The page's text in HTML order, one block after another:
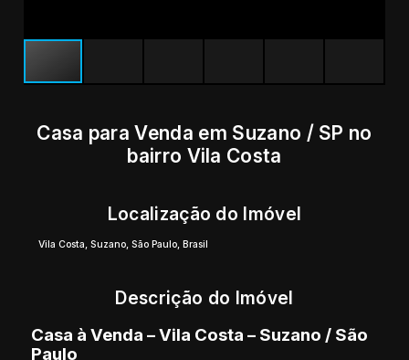
Casa para Venda em Suzano / SP no
bairro Vila Costa
Localização do Imóvel
Vila Costa,Suzano,São Paulo,Brasil
Descrição do Imóvel
Casa à Venda – Vila Costa – Suzano / São
Paulo